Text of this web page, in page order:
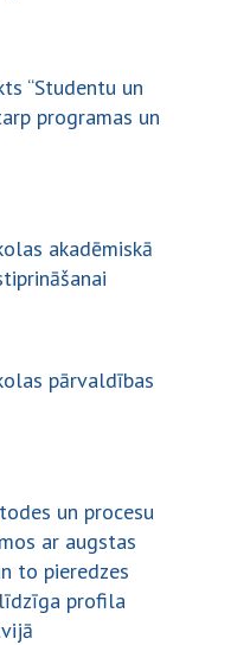
“Studentu un
programas un
akadēmiskā
pārvaldības
un procesu
ar augstas
to pieredzes
profila